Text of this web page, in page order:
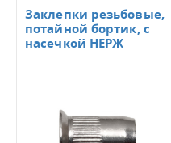
Заклепки резьбовые,
потайной бортик, с
насечкой НЕРЖ